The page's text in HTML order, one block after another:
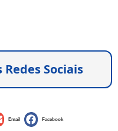
Sociais
Email Facebook